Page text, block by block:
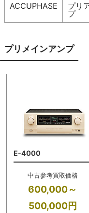
ACCUPHASE
プリ
プ
プリメインアンプ
E-4000
中古参考買取価格
600,000～
500,000円